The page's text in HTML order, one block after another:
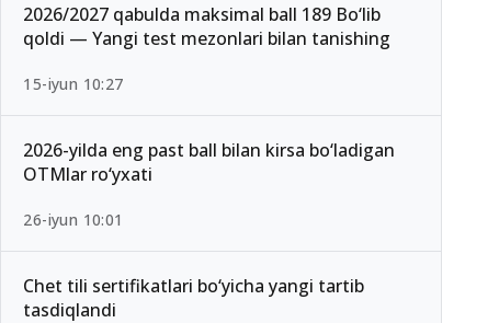
2026/2027 qabulda maksimal ball 189 Bo‘lib
qoldi — Yangi test mezonlari bilan tanishing
15-iyun 10:27
2026-yilda eng past ball bilan kirsa bo‘ladigan
OTMlar ro‘yxati
26-iyun 10:01
Chet tili sertifikatlari bo‘yicha yangi tartib
tasdiqlandi